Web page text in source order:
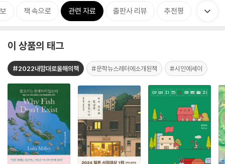
책 속으로 관련 자료 출판사 리뷰 추천평
이 상품의 태그
#2022내맘대로올해의책 #문학뉴스레터에소개된책 #시인에세이